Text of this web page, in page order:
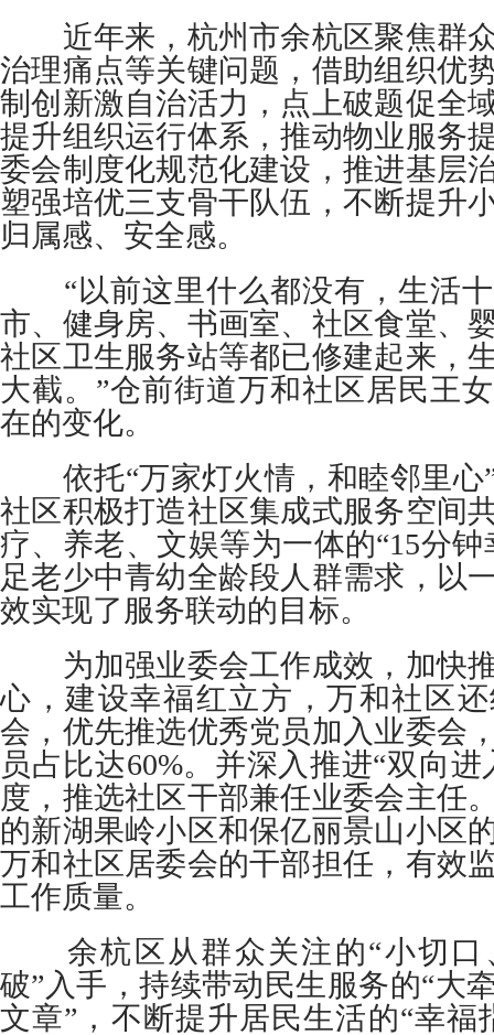
近年来，杭州市余杭区聚焦群
治理痛点等关键问题，借助组织优
制创新激自治活力，点上破题促全
提升组织运行体系，推动物业服务
委会制度化规范化建设，推进基层
塑强培优三支骨干队伍，不断提升
归属感、安全感。
“以前这里什么都没有，生活十
市、健身房、书画室、社区食堂、
社区卫生服务站等都已修建起来，
大截。”仓前街道万和社区居民王
在的变化。
依托“万家灯火情，和睦邻里心
社区积极打造社区集成式服务空间
疗、养老、文娱等为一体的“15分
足老少中青幼全龄段人群需求，以
效实现了服务联动的目标。
为加强业委会工作成效，加快
心，建设幸福红立方，万和社区
会，优先推选优秀党员加入业委会
员占比达60%。并深入推进“双向
度，推选社区干部兼任业委会主任
的新湖果岭小区和保亿丽景山小区
万和社区居委会的干部担任，有效
工作质量。
余杭区从群众关注的“小切口
破”入手，持续带动民生服务的“大
文章”，不断提升居民生活的“幸福